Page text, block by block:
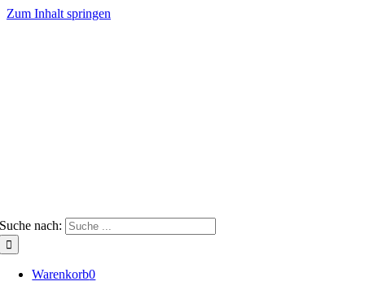
Zum Inhalt springen
Suche nach:
Warenkorb0